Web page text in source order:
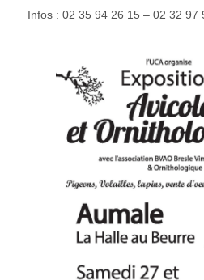
Infos : 02 35 94 26 15 – 02 32 97